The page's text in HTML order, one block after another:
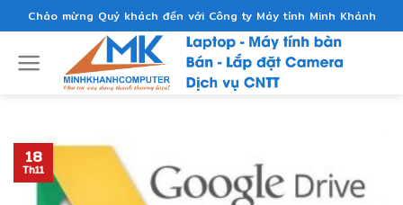
to
content
Chào mừng Quý khách đến với Công ty Máy tính Minh Khánh
18
Th11